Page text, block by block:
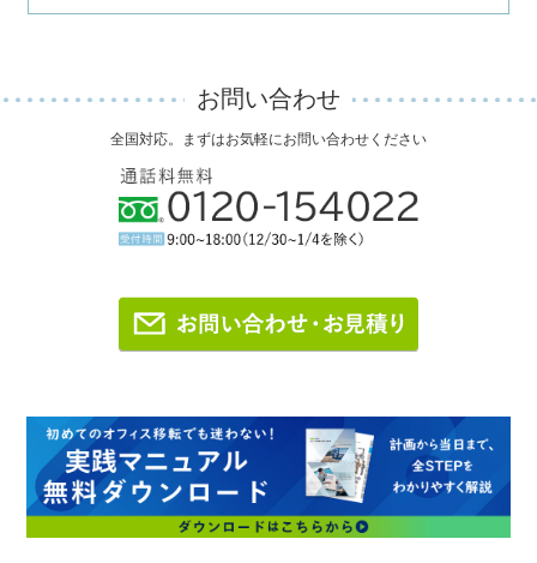
お問い合わせ
全国対応。まずはお気軽にお問い合わせください